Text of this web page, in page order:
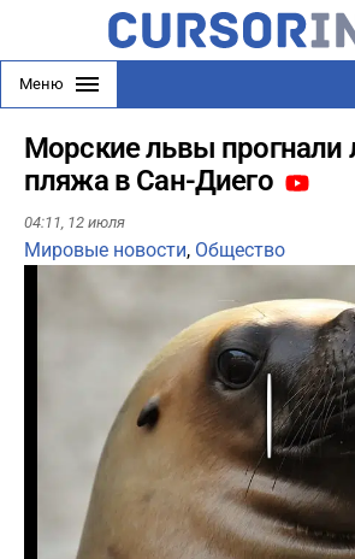
Меню
Морские львы прогнали
пляжа в Сан-Диего
04:11, 12 июля
Мировые новости, Общество
Play